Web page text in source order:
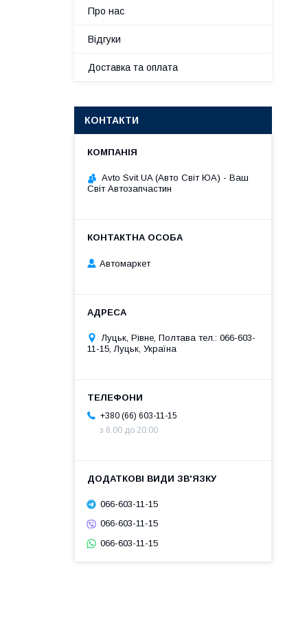
Про нас
Відгуки
Доставка та оплата
КОНТАКТИ
Avto Svit UA (Авто Світ ЮА) - Ваш
Світ Автозапчастин
Автомаркет
Луцьк, Рівне, Полтава тел.: 066-603-
11-15, Луцьк, Україна
+380 (66) 603-11-15
з 8.00 до 20.00
066-603-11-15
066-603-11-15
066-603-11-15